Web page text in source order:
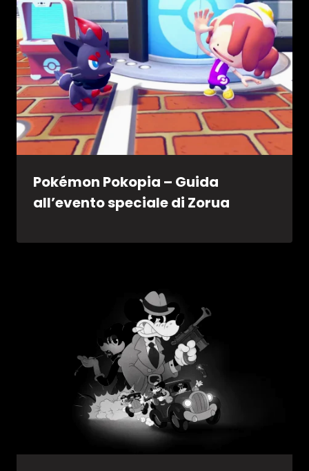
Pokémon Pokopia – Guida
all’evento speciale di Zorua